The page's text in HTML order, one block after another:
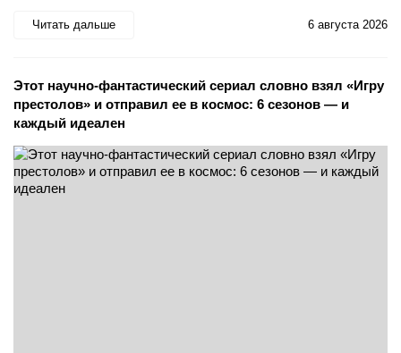
Читать дальше 6 августа 2026
Этот научно-фантастический сериал словно взял «Игру
престолов» и отправил ее в космос: 6 сезонов — и
каждый идеален